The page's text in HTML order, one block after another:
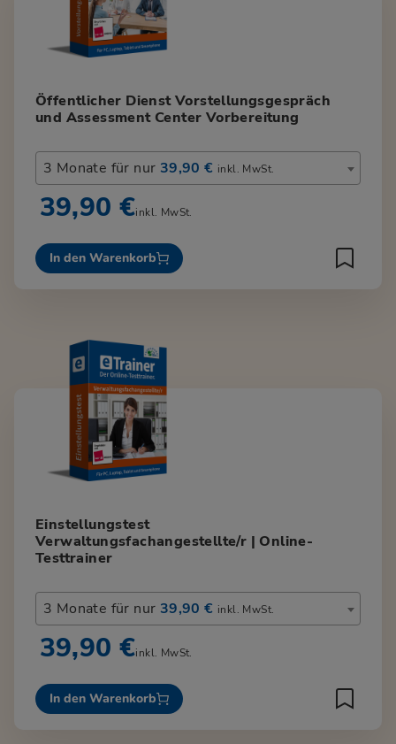
Öffentlicher Dienst Vorstellungsgespräch
und Assessment Center Vorbereitung
3 Monate für nur 39,90 € inkl. MwSt.
39,90 €inkl. MwSt.
In den Warenkorb
Einstellungstest
Verwaltungsfachangestellte/r | Online-
Testtrainer
3 Monate für nur 39,90 € inkl. MwSt.
39,90 €inkl. MwSt.
In den Warenkorb